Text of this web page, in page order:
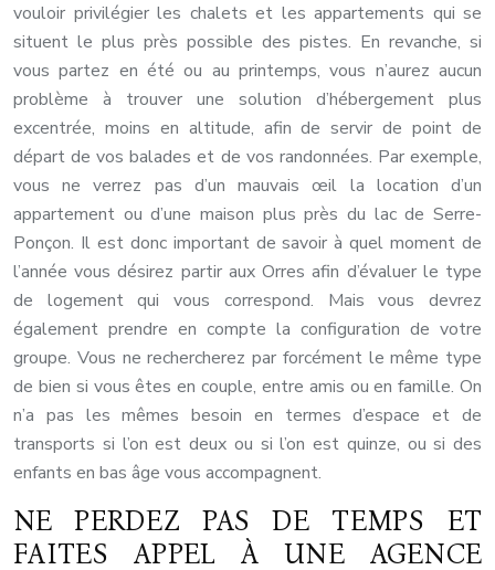
vouloir privilégier les chalets et les appartements qui se
situent le plus près possible des pistes. En revanche, si
vous partez en été ou au printemps, vous n’aurez aucun
problème à trouver une solution d’hébergement plus
excentrée, moins en altitude, afin de servir de point de
départ de vos balades et de vos randonnées. Par exemple,
vous ne verrez pas d’un mauvais œil la location d’un
appartement ou d’une maison plus près du lac de Serre-
Ponçon. Il est donc important de savoir à quel moment de
l’année vous désirez partir aux Orres afin d’évaluer le type
de logement qui vous correspond. Mais vous devrez
également prendre en compte la configuration de votre
groupe. Vous ne rechercherez par forcément le même type
de bien si vous êtes en couple, entre amis ou en famille. On
n’a pas les mêmes besoin en termes d’espace et de
transports si l’on est deux ou si l’on est quinze, ou si des
enfants en bas âge vous accompagnent.
NE PERDEZ PAS DE TEMPS ET
FAITES APPEL À UNE AGENCE